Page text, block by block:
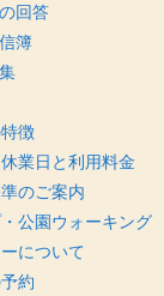
回答
簿
徴
業日と利用料金
のご案内
公園ウォーキング
について
約